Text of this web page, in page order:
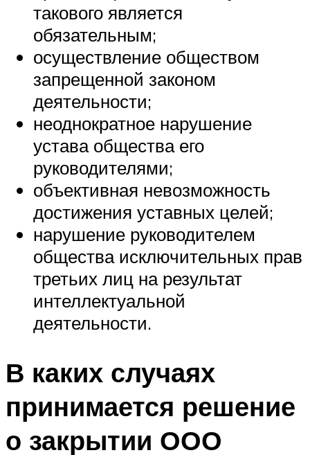
такового является
обязательным;
осуществление обществом
запрещенной законом
деятельности;
неоднократное нарушение
устава общества его
руководителями;
объективная невозможность
достижения уставных целей;
нарушение руководителем
общества исключительных прав
третьих лиц на результат
интеллектуальной
деятельности.
В каких случаях
принимается решение
о закрытии ООО